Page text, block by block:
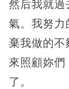
然后我就過
氣。我努力
棄我做的不
來照顧妳們
了。